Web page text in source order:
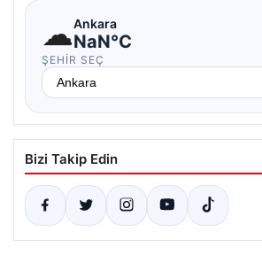
☁Ankara
NaN°C
ŞEHIR SEÇ
Bizi Takip Edin